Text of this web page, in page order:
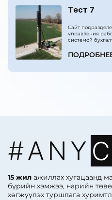
Тест 7
Сайт
управления
системой
15 жил ажиллах хугацаанд
бүрийн хэмжээ, нарийн
хөгжүүлэх туршлага